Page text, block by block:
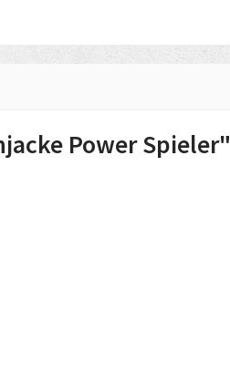
Power Spieler"